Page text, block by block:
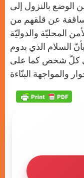
الوضع بالنزول إلى
عن قلقهم من
المحليّة والدوليّة
السلام الذي يدوم
كلّ شخص كما على